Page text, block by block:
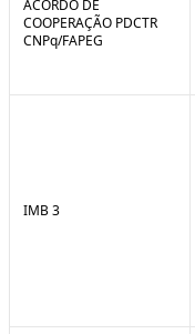
ACORDO DE
COOPERAÇÃO PDCTR
CNPq/FAPEG
IMB 3